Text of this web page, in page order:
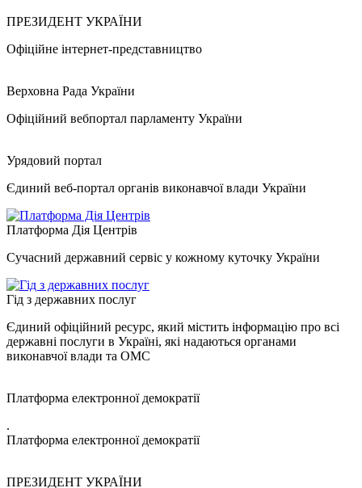
ПРЕЗИДЕНТ УКРАЇНИ
Офіційне інтернет-представництво
Верховна Рада України
Офіційний вебпортал парламенту України
Урядовий портал
Єдиний веб-портал органів виконавчої влади України
Платформа Дія Центрів
Сучасний державний сервіс у кожному куточку України
Гід з державних послуг
Єдиний офіційний ресурс, який містить інформацію про всі
державні послуги в Україні, які надаються органами
виконавчої влади та ОМС
Платформа електронної демократії
.
Платформа електронної демократії
ПРЕЗИДЕНТ УКРАЇНИ